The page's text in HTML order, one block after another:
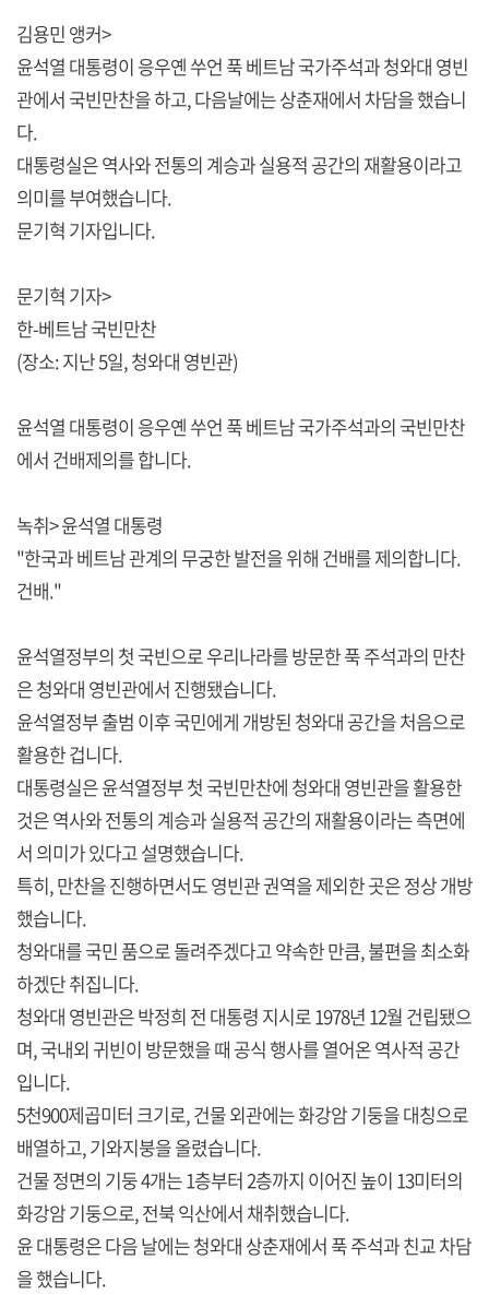
김용민 앵커>
윤석열 대통령이 응우옌 쑤언 푹 베트남 국가주석과 청와대 영빈
관에서 국빈만찬을 하고, 다음날에는 상춘재에서 차담을 했습니
다.
대통령실은 역사와 전통의 계승과 실용적 공간의 재활용이라고
의미를 부여했습니다.
문기혁 기자입니다.
문기혁 기자>
한-베트남 국빈만찬
(장소: 지난 5일, 청와대 영빈관)
윤석열 대통령이 응우옌 쑤언 푹 베트남 국가주석과의 국빈만찬
에서 건배제의를 합니다.
녹취> 윤석열 대통령
"한국과 베트남 관계의 무궁한 발전을 위해 건배를 제의합니다.
건배."
윤석열정부의 첫 국빈으로 우리나라를 방문한 푹 주석과의 만찬
은 청와대 영빈관에서 진행됐습니다.
윤석열정부 출범 이후 국민에게 개방된 청와대 공간을 처음으로
활용한 겁니다.
대통령실은 윤석열정부 첫 국빈만찬에 청와대 영빈관을 활용한
것은 역사와 전통의 계승과 실용적 공간의 재활용이라는 측면에
서 의미가 있다고 설명했습니다.
특히, 만찬을 진행하면서도 영빈관 권역을 제외한 곳은 정상 개방
했습니다.
청와대를 국민 품으로 돌려주겠다고 약속한 만큼, 불편을 최소화
하겠단 취집니다.
청와대 영빈관은 박정희 전 대통령 지시로 1978년 12월 건립됐으
며, 국내외 귀빈이 방문했을 때 공식 행사를 열어온 역사적 공간
입니다.
5천900제곱미터 크기로, 건물 외관에는 화강암 기둥을 대칭으로
배열하고, 기와지붕을 올렸습니다.
건물 정면의 기둥 4개는 1층부터 2층까지 이어진 높이 13미터의
화강암 기둥으로, 전북 익산에서 채취했습니다.
윤 대통령은 다음 날에는 청와대 상춘재에서 푹 주석과 친교 차담
을 했습니다.